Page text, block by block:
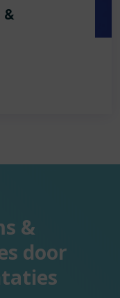
&
&
door